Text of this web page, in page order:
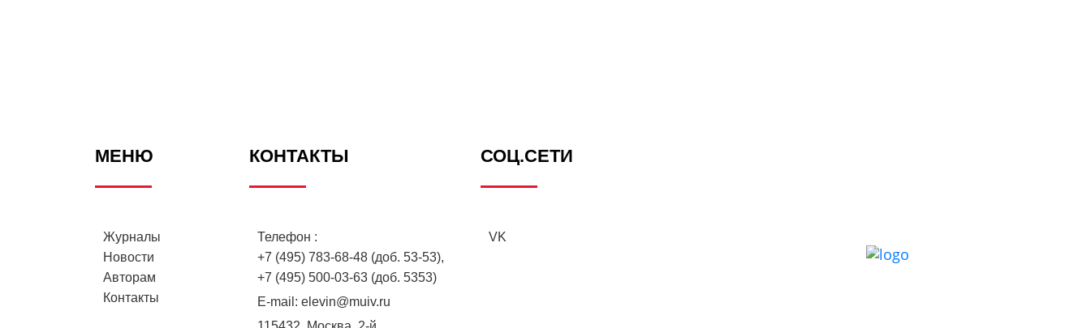
МЕНЮ
Журналы
Новости
Авторам
Контакты
КОНТАКТЫ
Телефон :
+7 (495) 783-68-48 (доб. 53-53),
+7 (495) 500-03-63 (доб. 5353)
E-mail: elevin@muiv.ru
СОЦ.СЕТИ
VK